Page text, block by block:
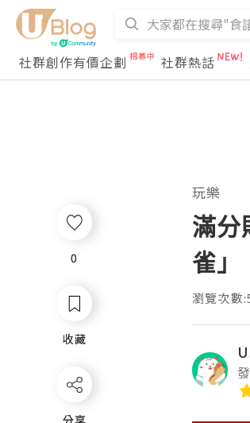
社群創作有價企劃 社群熱話
0
收藏
分享
玩樂
滿分
雀」
瀏覽次數
0
收藏
分享